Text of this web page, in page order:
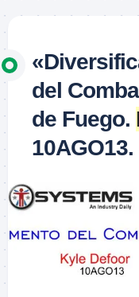
del
de Fuego.
10AGO13.